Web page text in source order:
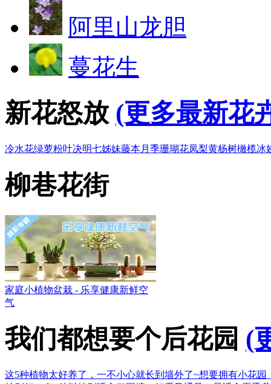
阿里山龙胆
蔓花生
新花怒放 (更多最新花
冷水花绿萝粉叶决明七姊妹藤本月季珊瑚花凤梨黄杨树橄榄冰
柳巷花街
家庭小植物盆栽 - 乐享健康新鲜空
气
我们都想要个后花园 (
这5种植物太好养了，一不小心就长到墙外了~想要拥有小花园